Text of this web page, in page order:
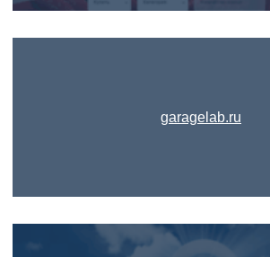
garagelab.ru